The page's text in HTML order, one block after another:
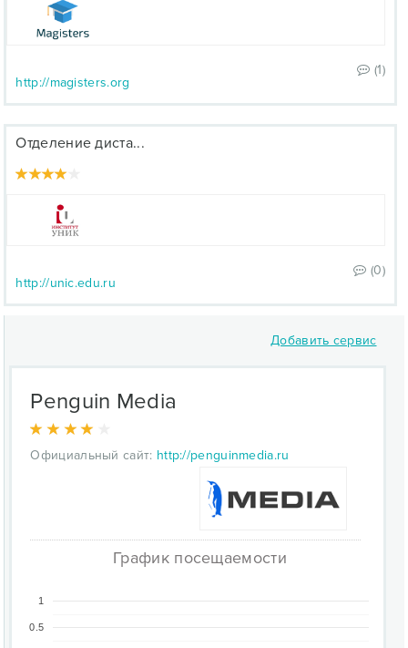
(1)
http://magisters.org
Отделение диста...
(0)
http://unic.edu.ru
Добавить сервис
Penguin Media
Официальный сайт: http://penguinmedia.ru
График посещаемости
0.5
1